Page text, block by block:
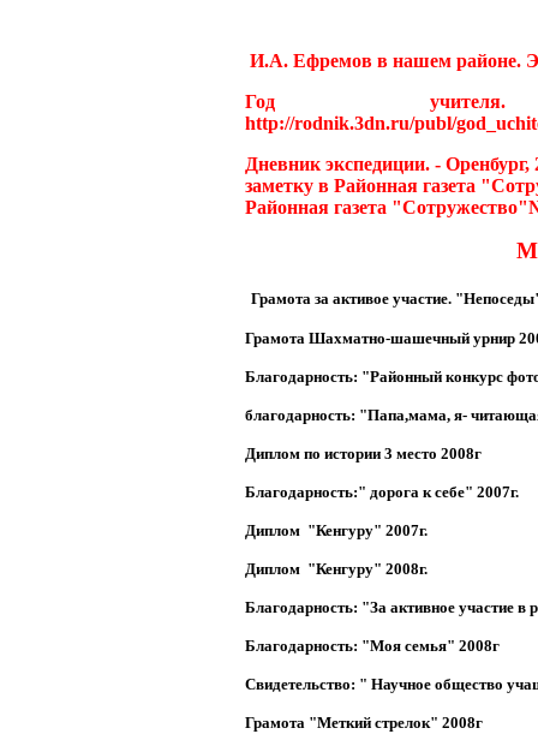
И.А. Ефремов в нашем районе.
Год
http://rodnik.3dn.ru/publ/
Дневник экспедиции. - Оренбург,
заметку в Районная газета
Районная газета
Грамота за активое участие.
Грамота Шахматно-шашечный урнир
Благодарность: "Районный конкурс
благодарность: "Папа,мама, я-
Диплом по истории 3 место 2008г
Благодарность:" дорога к себе" 2007г.
Диплом "Кенгуру" 2007г.
Диплом "Кенгуру" 2008г.
Благодарность: "За активное участие в
Благодарность: "Моя семья" 2008г
Свидетельство: " Научное общество
Грамота "Меткий стрелок" 2008г